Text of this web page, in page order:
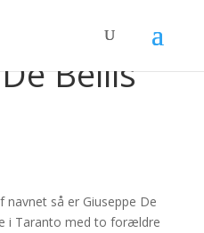
Bellis
så er Giuseppe De
i Taranto med to forældre